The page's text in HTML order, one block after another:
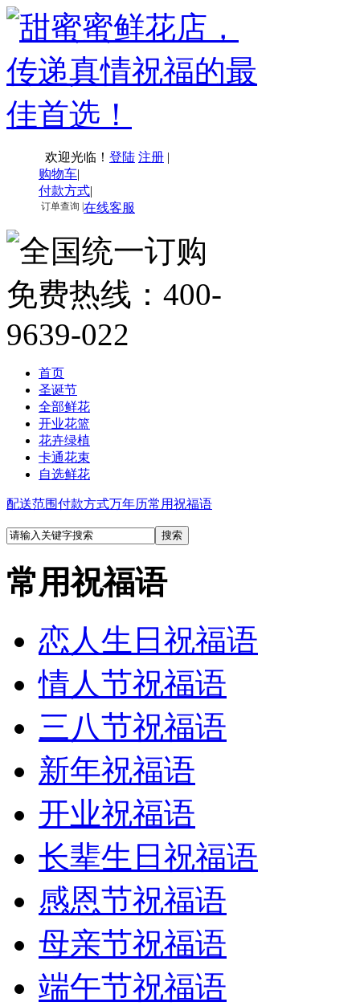
欢迎光临！ 登陆 注册 |
购物车|
付款方式|
订单查询 | 在线客服
首页
圣诞节
全部鲜花
开业花篮
花卉绿植
卡通花束
自选鲜花
配送范围付款方式万年历常用祝福语
常用祝福语
恋人生日祝福语
情人节祝福语
三八节祝福语
新年祝福语
开业祝福语
长辈生日祝福语
感恩节祝福语
母亲节祝福语
端午节祝福语